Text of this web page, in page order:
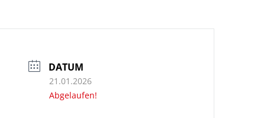
DATUM
21.01.2026
Abgelaufen!